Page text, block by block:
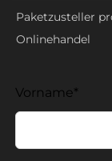
Paketzusteller
Onlinehandel
Lass
Vorname*